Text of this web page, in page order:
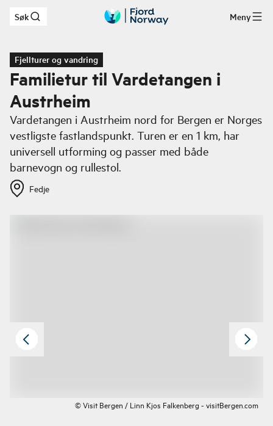
Hopp til hovedinnhold
Søk Meny
Fjellturer og vandring
Familietur til Vardetangen i
Austrheim
Vardetangen i Austrheim nord for Bergen er Norges
vestligste fastlandspunkt. Turen er en 1 km, har
universell utforming og passer med både
barnevogn og rullestol.
Fedje
© Visit Bergen / Linn Kjos Falkenberg - visitBergen.com